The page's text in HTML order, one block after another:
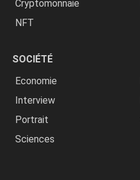
Cryptomonnaie
NFT
SOCIÉTÉ
Economie
Interview
Portrait
Sciences